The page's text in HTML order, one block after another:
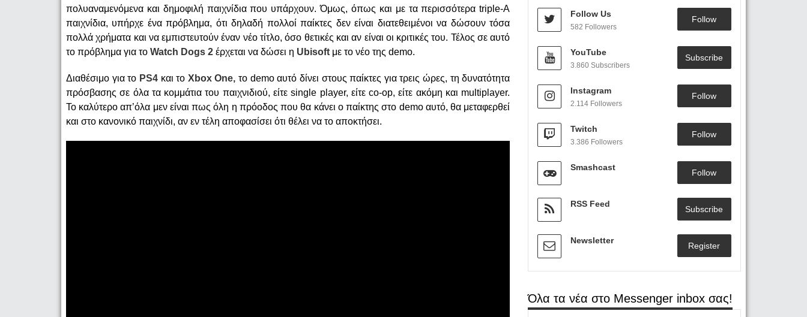
πολυαναμενόμενα και δημοφιλή παιχνίδια που υπάρχουν. Όμως, όπως και με τα περισσότερα triple-A
παιχνίδια, υπήρχε ένα πρόβλημα, ότι δηλαδή πολλοί παίκτες δεν είναι διατεθειμένοι να δώσουν τόσα
πολλά χρήματα και να εμπιστευτούν έναν νέο τίτλο, όσο θετικές και αν είναι οι κριτικές του. Τέλος σε αυτό
το πρόβλημα για το Watch Dogs 2 έρχεται να δώσει η Ubisoft με το νέο της demo.
Διαθέσιμο για το PS4και το Xbox One, το demo αυτό δίνει στους παίκτες για τρεις ώρες, τη δυνατότητα
πρόσβασης σε όλα τα κομμάτια του παιχνιδιού, είτε single player, είτε co-op, είτε ακόμη και multiplayer.
Το καλύτερο απ’όλα μεν είναι πως όλη η πρόοδος που θα κάνει ο παίκτης στο demo αυτό, θα μεταφερθεί
και στο κανονικό παιχνίδι, αν εν τέλη αποφασίσει ότι θέλει να το αποκτήσει.
Follow Us
582 Followers
Follow
YouTube
3.860 Subscribers
Subscribe
Instagram
2.114 Followers
Follow
Twitch
3.386 Followers
Follow
Smashcast
Follow
RSS Feed
Subscribe
Newsletter
Register
Όλα τα νέα στο Messenger inbox σας!